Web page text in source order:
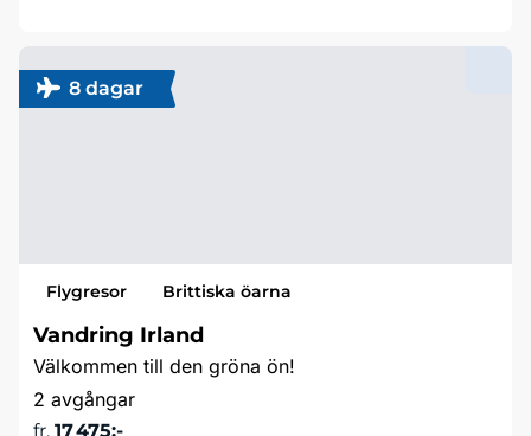
8 dagar
Flygresor Brittiska öarna
Vandring Irland
Välkommen till den gröna ön!
2 avgångar
fr. 17 475:-